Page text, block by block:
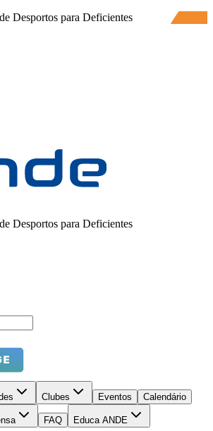
Desportos para Deficientes
Desportos para Deficientes
Clubes Eventos Calendário
FAQ Educa ANDE